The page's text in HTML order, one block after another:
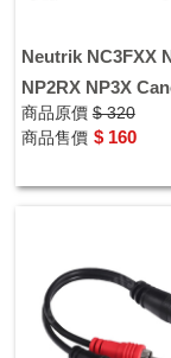
Neutrik NC3FXX
NP2RX NP3X
TRS 6.3 導線頭
商品原價 $ 320
商品售價 $ 160